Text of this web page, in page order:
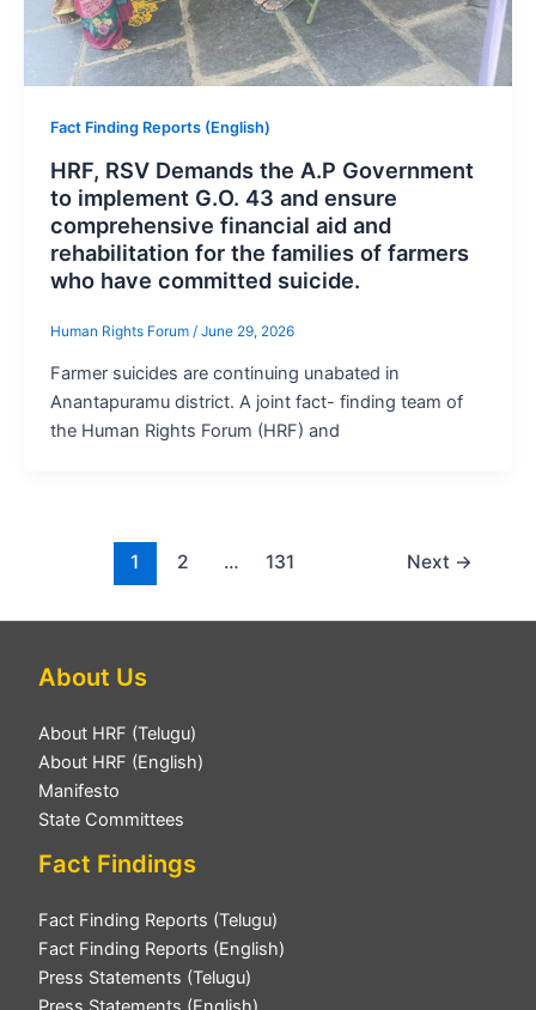
Fact Finding Reports (English)
HRF, RSV Demands the A.P Government
to implement G.O. 43 and ensure
comprehensive financial aid and
rehabilitation for the families of farmers
who have committed suicide.
Human Rights Forum / June 29, 2026
Farmer suicides are continuing unabated in
Anantapuramu district. A joint fact- finding team of
the Human Rights Forum (HRF) and
1 2 … 131 Next →
About Us
About HRF (Telugu)
About HRF (English)
Manifesto
State Committees
Fact Findings
Fact Finding Reports (Telugu)
Fact Finding Reports (English)
Press Statements (Telugu)